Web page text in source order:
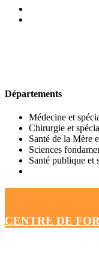
Départements
Médecine et
Chirurgie et
Santé de la Mère
Sciences
Santé publique et
CENTRE DE